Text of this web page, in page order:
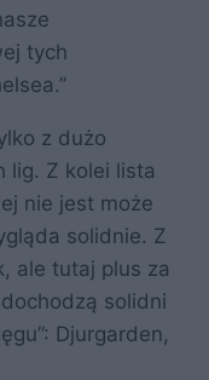
tych
z dużo
lig. Z kolei lista
nie jest może
solidnie. Z
ale tutaj plus za
solidni
Djurgarden,